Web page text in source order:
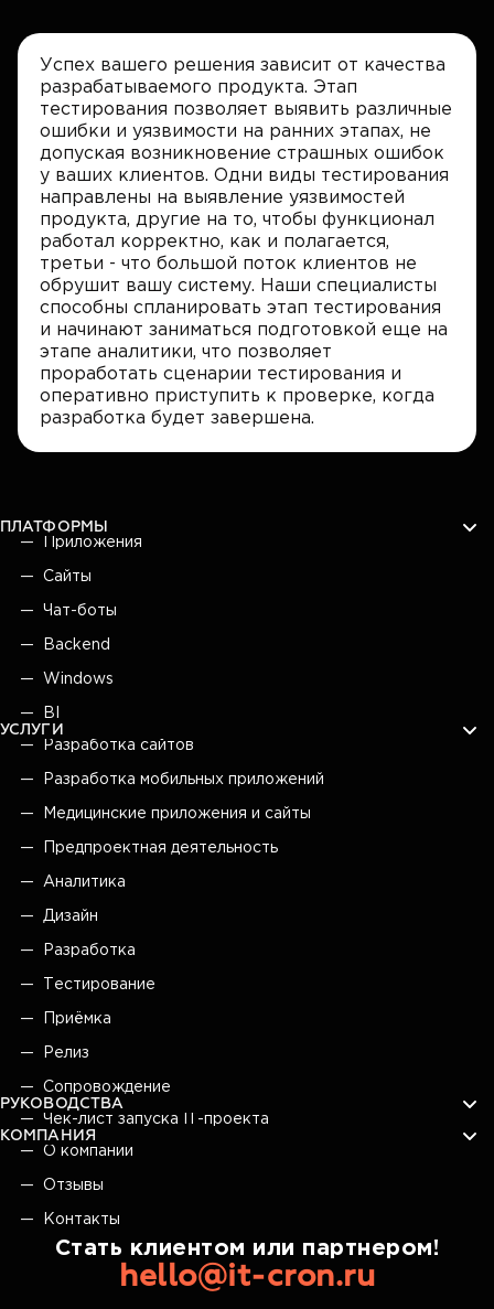
Успех вашего решения зависит от качества
разрабатываемого продукта. Этап
тестирования позволяет выявить различные
ошибки и уязвимости на ранних этапах, не
допуская возникновение страшных ошибок
у ваших клиентов. Одни виды тестирования
направлены на выявление уязвимостей
продукта, другие на то, чтобы функционал
работал корректно, как и полагается,
третьи - что большой поток клиентов не
обрушит вашу систему. Наши специалисты
способны спланировать этап тестирования
и начинают заниматься подготовкой еще на
этапе аналитики, что позволяет
проработать сценарии тестирования и
оперативно приступить к проверке, когда
разработка будет завершена.
ПЛАТФОРМЫ
Приложения
Сайты
Чат-боты
Backend
Windows
BI
УСЛУГИ
Разработка сайтов
Разработка мобильных приложений
Медицинские приложения и сайты
Предпроектная деятельность
Аналитика
Дизайн
Разработка
Тестирование
Приёмка
Релиз
Сопровождение
РУКОВОДСТВА
Чек-лист запуска IT-проекта
КОМПАНИЯ
О компании
Отзывы
Контакты
Стать клиентом или партнером!
hello@it-cron.ru